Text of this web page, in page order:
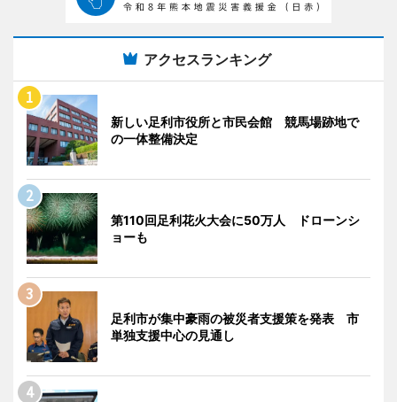
アクセスランキング
新しい足利市役所と市民会館 競馬場跡地で
の一体整備決定
第110回足利花火大会に50万人 ドローンシ
ョーも
足利市が集中豪雨の被災者支援策を発表 市
単独支援中心の見通し